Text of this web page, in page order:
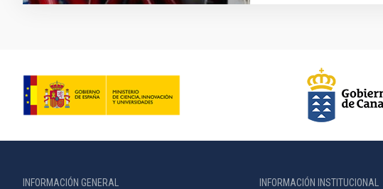
INFORMACIÓN GENERAL INFORMACIÓN INSTITUCIONAL